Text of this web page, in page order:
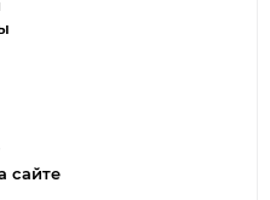
сайте